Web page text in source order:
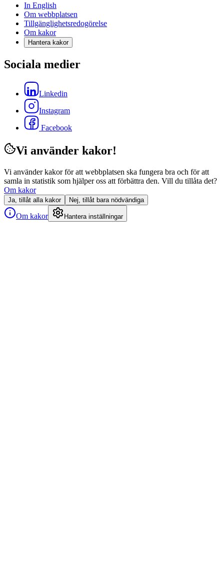
In English
Om webbplatsen
Tillgänglighetsredogörelse
Om kakor
Hantera kakor
Sociala medier
Linkedin
Instagram
Facebook
Vi använder kakor!
Vi använder kakor för att webbplatsen ska fungera bra och för att
samla in statistik som hjälper oss att förbättra den. Vill du tillåta det?
Om kakor
Ja, tillåt alla kakor Nej, tillåt bara nödvändiga
Om kakor Hantera inställningar